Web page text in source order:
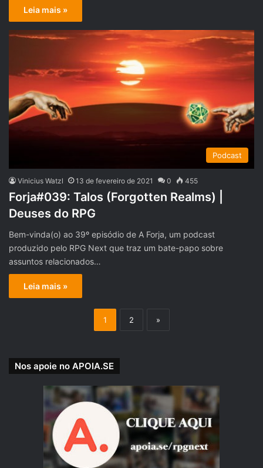
Leia mais »
Podcast
Vinicius Watzl 13 de fevereiro de 2021 0 455
Forja#039: Talos (Forgotten Realms) |
Deuses do RPG
Bem-vinda(o) ao 39º episódio de A Forja, um podcast
produzido pelo RPG Next que traz um bate-papo sobre
assuntos relacionados…
Leia mais »
1 2 »
Nos apoie no APOIA.SE